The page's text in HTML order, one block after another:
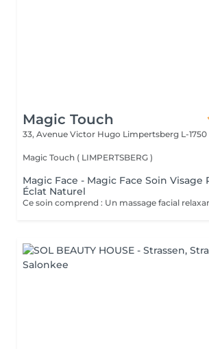
Magic Touch
33, Avenue Victor Hugo Limpertsberg L-1750
Magic Touch ( LIMPERTSBERG )
Magic Face - Magic Face Soin Visage
Éclat Naturel